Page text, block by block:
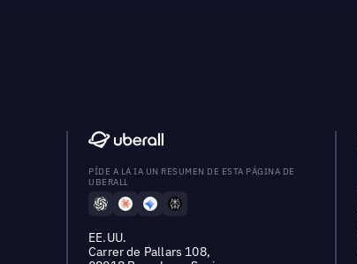
PÍDE A LA IA UN RESUMEN DE ESTA PÁGINA DE
UBERALL
EE.UU.
Carrer de Pallars 108,